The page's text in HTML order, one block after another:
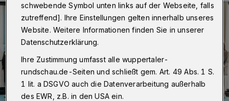
schwebende Symbol unten links auf der Webseite, falls
zutreffend]. Ihre Einstellungen gelten innerhalb unseres
Website. Weitere Informationen finden Sie in unserer
Datenschutzerklärung.
Ihre Zustimmung umfasst alle wuppertaler-
rundschau.de-Seiten und schließt gem. Art. 49 Abs. 1 S.
1 lit. a DSGVO auch die Datenverarbeitung außerhalb
des EWR, z.B. in den USA ein.